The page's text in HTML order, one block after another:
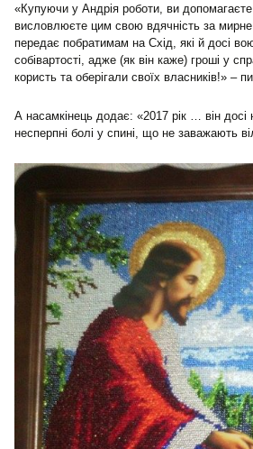
«Купуючи у Андрія роботи, ви
висловлюєте цим свою вдячність за
передає побратимам на Схід, які й досі
собівартості, адже (як він каже) гроші у
користь та оберігали своїх власників!» –
А насамкінець додає: «2017 рік … він
несперпні болі у спині, що не заважають